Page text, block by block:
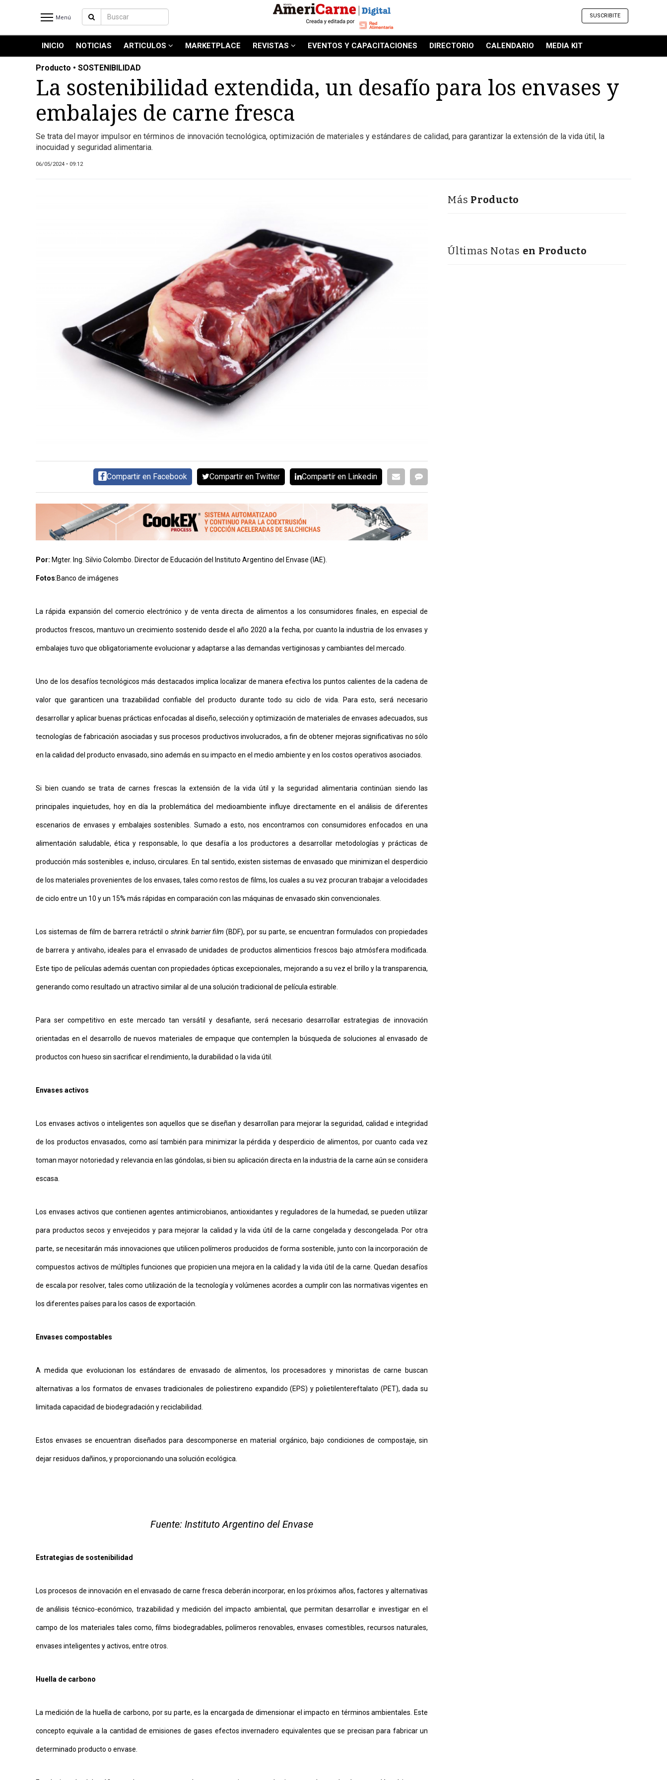
NOTICIAS RECIENTES
NOTICIAS
ARTICULOS
PRODUCCIÓN
PRODUCTO
NUEVOS PRODUCTOS
MARKETPLACE
TÉRMINOS
PRIVACIDAD
QUIENES
Menú SUSCRIBITE
INICIO NOTICIAS ARTICULOS MARKETPLACE REVISTAS EVENTOS Y CAPACITACIONES DIRECTORIO CALENDARIO MEDIA KIT
Producto • SOSTENIBILIDAD
La sostenibilidad extendida, un desafío para los envases y
embalajes de carne fresca
Se trata del mayor impulsor en términos de innovación tecnológica, optimización de materiales y estándares de calidad, para garantizar la extensión de la vida útil, la
inocuidad y seguridad alimentaria.
06/05/2024 • 09:12
Compartir en Facebook Compartir en Twitter Compartír en Linkedin
Por: Mgter. Ing. Silvio Colombo. Director de Educación del Instituto Argentino del Envase (IAE).
Fotos:Banco de imágenes
La rápida expansión del comercio electrónico y de venta directa de alimentos a los consumidores finales, en especial de
productos frescos, mantuvo un crecimiento sostenido desde el año 2020 a la fecha, por cuanto la industria de los envases y
embalajes tuvo que obligatoriamente evolucionar y adaptarse a las demandas vertiginosas y cambiantes del mercado.
Uno de los desafíos tecnológicos más destacados implica localizar de manera efectiva los puntos calientes de la cadena de
valor que garanticen una trazabilidad confiable del producto durante todo su ciclo de vida. Para esto, será necesario
desarrollar y aplicar buenas prácticas enfocadas al diseño, selección y optimización de materiales de envases adecuados, sus
tecnologías de fabricación asociadas y sus procesos productivos involucrados, a fin de obtener mejoras significativas no sólo
en la calidad del producto envasado, sino además en su impacto en el medio ambiente y en los costos operativos asociados.
Si bien cuando se trata de carnes frescas la extensión de la vida útil y la seguridad alimentaria continúan siendo las
principales inquietudes, hoy en día la problemática del medioambiente influye directamente en el análisis de diferentes
escenarios de envases y embalajes sostenibles. Sumado a esto, nos encontramos con consumidores enfocados en una
alimentación saludable, ética y responsable, lo que desafía a los productores a desarrollar metodologías y prácticas de
producción más sostenibles e, incluso, circulares. En tal sentido, existen sistemas de envasado que minimizan el desperdicio
de los materiales provenientes de los envases, tales como restos de films, los cuales a su vez procuran trabajar a velocidades
de ciclo entre un 10 y un 15% más rápidas en comparación con las máquinas de envasado skin convencionales.
Los sistemas de film de barrera retráctil o shrink barrier film (BDF), por su parte, se encuentran formulados con propiedades
de barrera y antivaho, ideales para el envasado de unidades de productos alimenticios frescos bajo atmósfera modificada.
Este tipo de películas además cuentan con propiedades ópticas excepcionales, mejorando a su vez el brillo y la transparencia,
generando como resultado un atractivo similar al de una solución tradicional de película estirable.
Para ser competitivo en este mercado tan versátil y desafiante, será necesario desarrollar estrategias de innovación
orientadas en el desarrollo de nuevos materiales de empaque que contemplen la búsqueda de soluciones al envasado de
productos con hueso sin sacrificar el rendimiento, la durabilidad o la vida útil.
Envases activos
Los envases activos o inteligentes son aquellos que se diseñan y desarrollan para mejorar la seguridad, calidad e integridad
de los productos envasados, como así también para minimizar la pérdida y desperdicio de alimentos, por cuanto cada vez
toman mayor notoriedad y relevancia en las góndolas, si bien su aplicación directa en la industria de la carne aún se considera
escasa.
Los envases activos que contienen agentes antimicrobianos, antioxidantes y reguladores de la humedad, se pueden utilizar
para productos secos y envejecidos y para mejorar la calidad y la vida útil de la carne congelada y descongelada. Por otra
parte, se necesitarán más innovaciones que utilicen polímeros producidos de forma sostenible, junto con la incorporación de
compuestos activos de múltiples funciones que propicien una mejora en la calidad y la vida útil de la carne. Quedan desafíos
de escala por resolver, tales como utilización de la tecnología y volúmenes acordes a cumplir con las normativas vigentes en
los diferentes países para los casos de exportación.
Envases compostables
A medida que evolucionan los estándares de envasado de alimentos, los procesadores y minoristas de carne buscan
alternativas a los formatos de envases tradicionales de poliestireno expandido (EPS) y polietilentereftalato (PET), dada su
limitada capacidad de biodegradación y reciclabilidad.
Estos envases se encuentran diseñados para descomponerse en material orgánico, bajo condiciones de compostaje, sin
dejar residuos dañinos, y proporcionando una solución ecológica.
Fuente: Instituto Argentino del Envase
Estrategias de sostenibilidad
Los procesos de innovación en el envasado de carne fresca deberán incorporar, en los próximos años, factores y alternativas
de análisis técnico-económico, trazabilidad y medición del impacto ambiental, que permitan desarrollar e investigar en el
campo de los materiales tales como, films biodegradables, polímeros renovables, envases comestibles, recursos naturales,
envases inteligentes y activos, entre otros.
Huella de carbono
La medición de la huella de carbono, por su parte, es la encargada de dimensionar el impacto en términos ambientales. Este
concepto equivale a la cantidad de emisiones de gases efectos invernadero equivalentes que se precisan para fabricar un
determinado producto o envase.
Más Producto
Últimas Notas en Producto